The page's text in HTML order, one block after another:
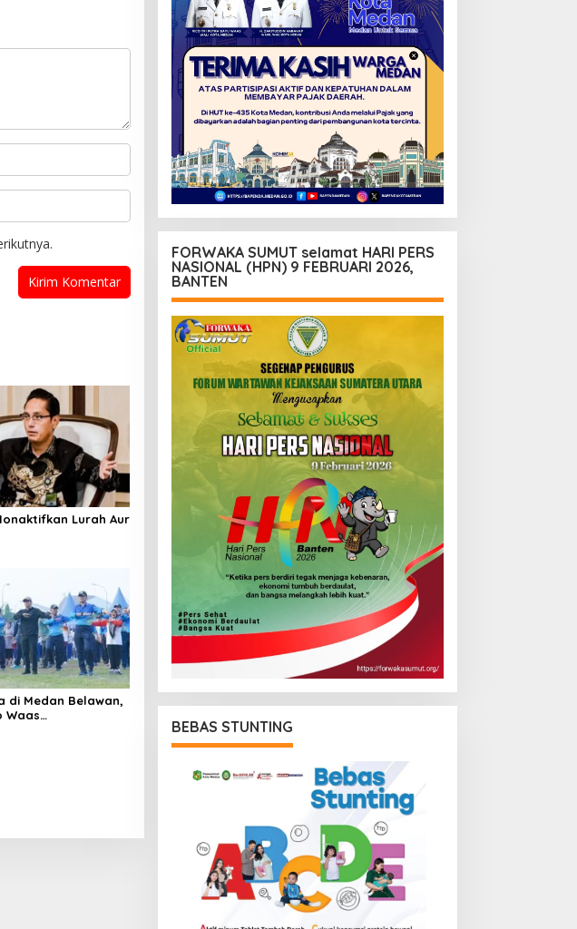
Lurah Aur
di Medan Belawan,
Waas…
FORWAKA SUMUT selamat HARI PERS
NASIONAL (HPN) 9 FEBRUARI 2026,
BANTEN
BEBAS STUNTING